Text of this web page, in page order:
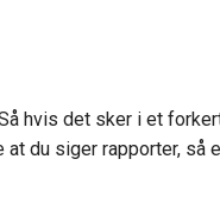
hvis det sker i et
du siger rapporter, så